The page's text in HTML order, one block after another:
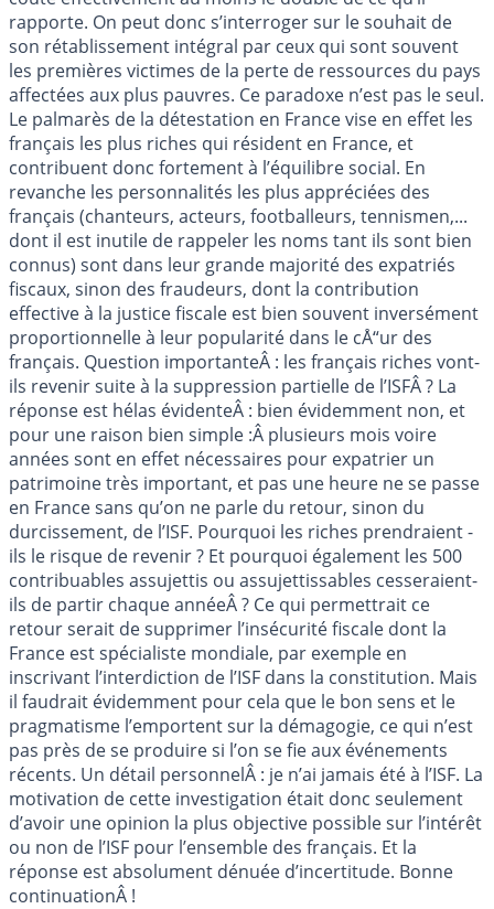
rapporte. On peut donc s’interroger sur le souhait de
son rétablissement intégral par ceux qui sont souvent
les premières victimes de la perte de ressources du pays
affectées aux plus pauvres. Ce paradoxe n’est pas le seul.
Le palmarès de la détestation en France vise en effet les
français les plus riches qui résident en France, et
contribuent donc fortement à l’équilibre social. En
revanche les personnalités les plus appréciées des
français (chanteurs, acteurs, footballeurs, tennismen,...
dont il est inutile de rappeler les noms tant ils sont bien
connus) sont dans leur grande majorité des expatriés
fiscaux, sinon des fraudeurs, dont la contribution
effective à la justice fiscale est bien souvent inversément
proportionnelle à leur popularité dans le cÅ“ur des
français. Question importanteÂ : les français riches vont-
ils revenir suite à la suppression partielle de l’ISFÂ ? La
réponse est hélas évidenteÂ : bien évidemment non, et
pour une raison bien simple :Â plusieurs mois voire
années sont en effet nécessaires pour expatrier un
patrimoine très important, et pas une heure ne se passe
en France sans qu’on ne parle du retour, sinon du
durcissement, de l’ISF. Pourquoi les riches prendraient -
ils le risque de revenir ? Et pourquoi également les 500
contribuables assujettis ou assujettissables cesseraient-
ils de partir chaque annéeÂ ? Ce qui permettrait ce
retour serait de supprimer l’insécurité fiscale dont la
France est spécialiste mondiale, par exemple en
inscrivant l’interdiction de l’ISF dans la constitution. Mais
il faudrait évidemment pour cela que le bon sens et le
pragmatisme l’emportent sur la démagogie, ce qui n’est
pas près de se produire si l’on se fie aux événements
récents. Un détail personnelÂ : je n’ai jamais été à l’ISF. La
motivation de cette investigation était donc seulement
d’avoir une opinion la plus objective possible sur l’intérêt
ou non de l’ISF pour l’ensemble des français. Et la
réponse est absolument dénuée d’incertitude. Bonne
continuationÂ !